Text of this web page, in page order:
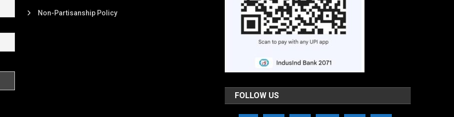
Non-Partisanship Policy
FOLLOW US